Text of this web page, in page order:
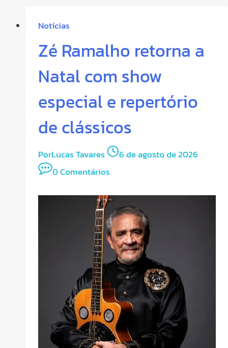
Notícias
Zé Ramalho retorna a
Natal com show
especial e repertório
de clássicos
PorLucas Tavares
6 de agosto de 2026
0 Comentários